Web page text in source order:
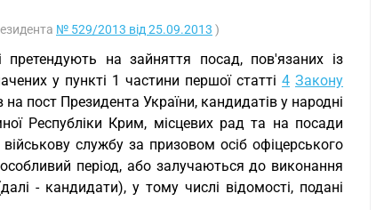
№ 529/2013 від 25.09.2013 )
претендують на зайняття посад, пов'язаних із
у пункті 1 частини першої статті 4 Закону
на пост Президента України, кандидатів у народні
Республіки Крим, місцевих рад та на посади
службу за призовом осіб офіцерського
період, або залучаються до виконання
- кандидати), у тому числі відомості, подані